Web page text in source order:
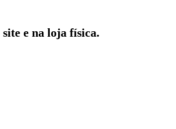
site e na loja física.